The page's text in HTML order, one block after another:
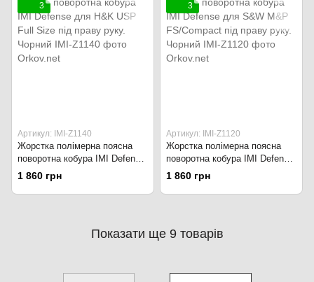
3
Артикул: IMI-Z1140
Жорстка полімерна поясна
поворотна кобура IMI Defense
для H&K USP Full Size під
праву руку. Чорний
1 860 грн
3
Артикул: IMI-Z1120
Жорстка полімерна поясна
поворотна кобура IMI Defense
для S&W M&P FS/Compact
під праву руку. Чорний
1 860 грн
Показати ще 9 товарів